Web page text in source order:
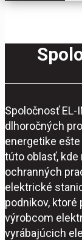
Spoločnosť EL-
dlhoročných
energetike
túto oblasť,
ochranných
elektrické
podnikov,
výrobcom
vyrábajúcich